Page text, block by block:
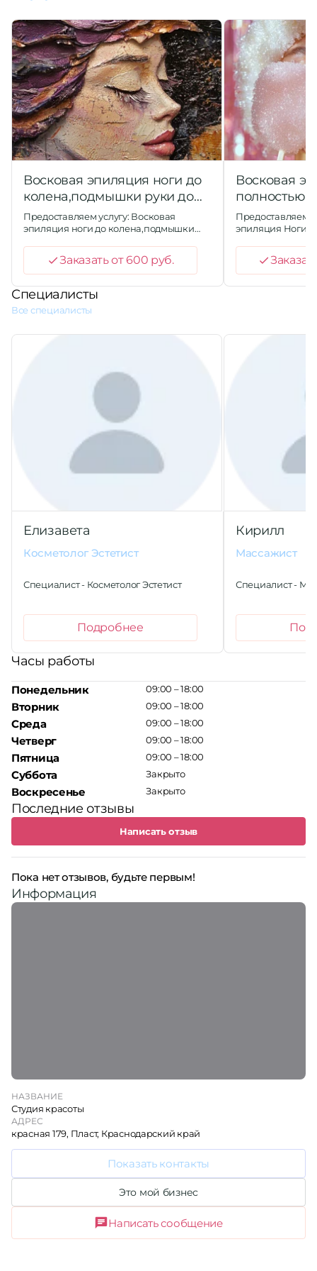
Восковая эпиляция ноги до
колена,подмышки руки до
локтя
Предоставляем услугу: Восковая
эпиляция ноги до колена,подмышки
Заказать от 600 руб.
Восковая
полностью
Предоставляем
эпиляция Ноги
Специалисты
Все специалисты
Елизавета
Косметолог Эстетист
Специалист - Косметолог Эстетист
Подробнее
Кирилл
Массажист
Специалист -
Часы работы
Понедельник
Вторник
Среда
Четверг
Пятница
Суббота
Воскресенье
09:00 – 18:00
09:00 – 18:00
09:00 – 18:00
09:00 – 18:00
09:00 – 18:00
Закрыто
Закрыто
Последние отзывы
Написать отзыв
Пока нет отзывов, будьте первым!
Информация
НАЗВАНИЕ
Студия красоты
АДРЕС
красная 179, Пласт, Краснодарский край
Показать контакты
Это мой бизнес
Написать сообщение